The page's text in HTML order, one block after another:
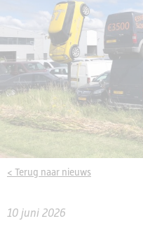
< Terug naar nieuws
10 juni 2026